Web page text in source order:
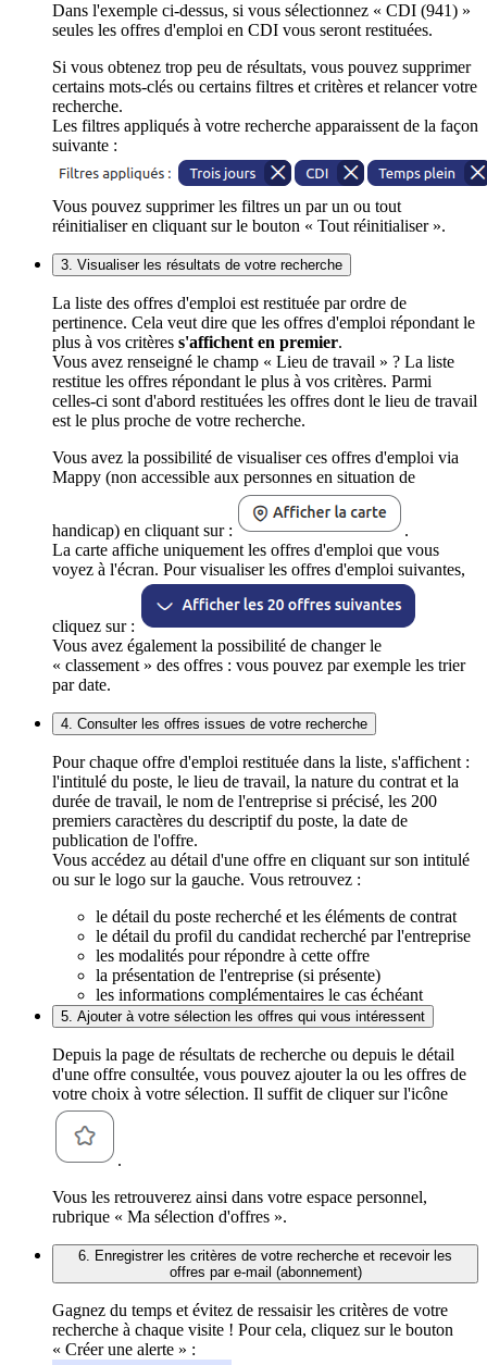
Dans l'exemple ci-dessus, si vous sélectionnez « CDI (941) »
seules les offres d'emploi en CDI vous seront restituées.
Si vous obtenez trop peu de résultats, vous pouvez supprimer
certains mots-clés ou certains filtres et critères et relancer votre
recherche.
Les filtres appliqués à votre recherche apparaissent de la façon
suivante :
Vous pouvez supprimer les filtres un par un ou tout
réinitialiser en cliquant sur le bouton « Tout réinitialiser ».
3. Visualiser les résultats de votre recherche
La liste des offres d'emploi est restituée par ordre de
pertinence. Cela veut dire que les offres d'emploi répondant le
plus à vos critères s'affichent en premier.
Vous avez renseigné le champ « Lieu de travail » ? La liste
restitue les offres répondant le plus à vos critères. Parmi
celles-ci sont d'abord restituées les offres dont le lieu de travail
est le plus proche de votre recherche.
Vous avez la possibilité de visualiser ces offres d'emploi via
Mappy (non accessible aux personnes en situation de
handicap) en cliquant sur :
.
La carte affiche uniquement les offres d'emploi que vous
voyez à l'écran. Pour visualiser les offres d'emploi suivantes,
cliquez sur :
Vous avez également la possibilité de changer le
« classement » des offres : vous pouvez par exemple les trier
par date.
4. Consulter les offres issues de votre recherche
Pour chaque offre d'emploi restituée dans la liste, s'affichent :
l'intitulé du poste, le lieu de travail, la nature du contrat et la
durée de travail, le nom de l'entreprise si précisé, les 200
premiers caractères du descriptif du poste, la date de
publication de l'offre.
Vous accédez au détail d'une offre en cliquant sur son intitulé
ou sur le logo sur la gauche. Vous retrouvez :
le détail du poste recherché et les éléments de contrat
le détail du profil du candidat recherché par l'entreprise
les modalités pour répondre à cette offre
la présentation de l'entreprise (si présente)
les informations complémentaires le cas échéant
5. Ajouter à votre sélection les offres qui vous intéressent
Depuis la page de résultats de recherche ou depuis le détail
d'une offre consultée, vous pouvez ajouter la ou les offres de
votre choix à votre sélection. Il suffit de cliquer sur l'icône
.
Vous les retrouverez ainsi dans votre espace personnel,
rubrique « Ma sélection d'offres ».
6. Enregistrer les critères de votre recherche et recevoir les
offres par e-mail (abonnement)
Gagnez du temps et évitez de ressaisir les critères de votre
recherche à chaque visite ! Pour cela, cliquez sur le bouton
« Créer une alerte » :